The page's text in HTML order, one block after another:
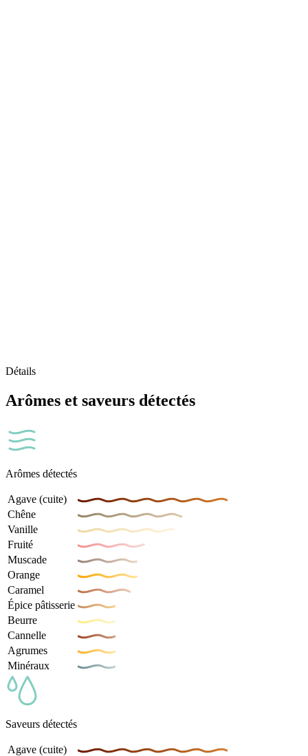
Détails
Arômes et saveurs détectés
Arômes détectés
Agave (cuite)
Chêne
Vanille
Fruité
Muscade
Orange
Caramel
Épice pâtisserie
Beurre
Cannelle
Agrumes
Minéraux
Saveurs détectés
Agave (cuite)